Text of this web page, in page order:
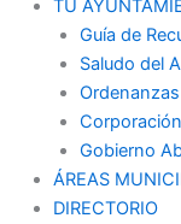
TU
Guía de
Saludo del
Gobierno
ÁREAS
DIRECTORIO